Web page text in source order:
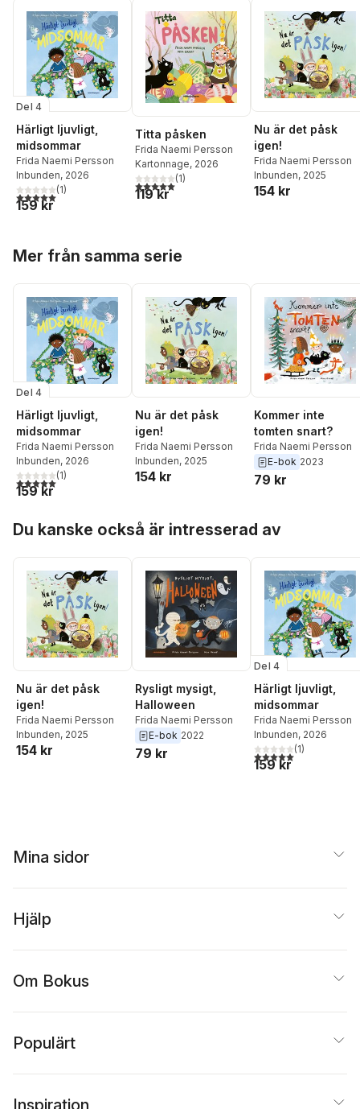
Del 4
Härligt ljuvligt,
midsommar
Frida Naemi Persson
Inbunden, 2026
5,0utav 5 stjärnor. Totalt antal röster:
(1)
159 kr
Titta påsken
Frida Naemi Persson
Kartonnage, 2026
5,0utav 5 stjärnor. Totalt antal röster:
(1)
119 kr
Nu är det påsk
igen!
Frida Naemi Persson
Inbunden, 2025
154 kr
Mer från samma serie
Del 4
Härligt ljuvligt,
midsommar
Frida Naemi Persson
Inbunden, 2026
5,0utav 5 stjärnor. Totalt antal röster:
(1)
159 kr
Nu är det påsk
igen!
Frida Naemi Persson
Inbunden, 2025
154 kr
Kommer inte
tomten snart?
Frida Naemi Persson
E-bok 2023
79 kr
Du kanske också är intresserad av
Nu är det påsk
igen!
Frida Naemi Persson
Inbunden, 2025
154 kr
Rysligt mysigt,
Halloween
Frida Naemi Persson
E-bok 2022
79 kr
Del 4
Härligt ljuvligt,
midsommar
Frida Naemi Persson
Inbunden, 2026
5,0utav 5 stjärnor.
(1)
159 kr
Mina sidor
Hjälp
Om Bokus
Populärt
Inspiration